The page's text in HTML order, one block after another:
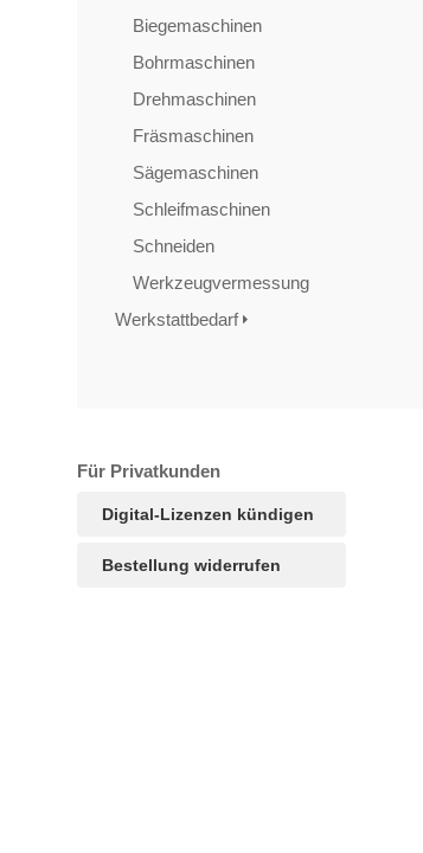
Biegemaschinen
Bohrmaschinen
Drehmaschinen
Fräsmaschinen
Sägemaschinen
Schleifmaschinen
Schneiden
Werkzeugvermessung
Werkstattbedarf
Für Privatkunden
Digital-Lizenzen kündigen
Bestellung widerrufen